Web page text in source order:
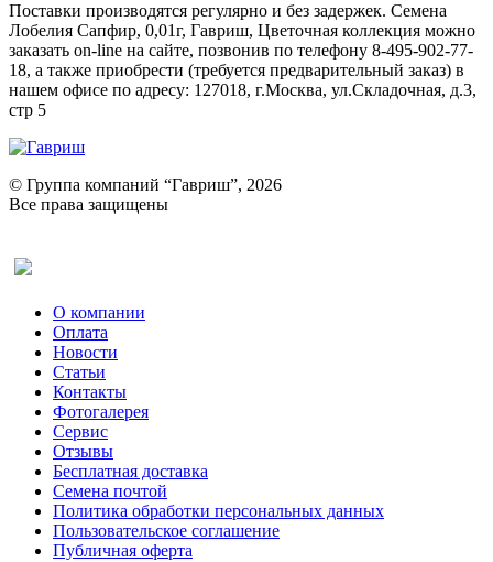
Поставки производятся регулярно и без задержек. Семена
Лобелия Сапфир, 0,01г, Гавриш, Цветочная коллекция можно
заказать on-line на сайте, позвонив по телефону 8-495-902-77-
18, а также приобрести (требуется предварительный заказ) в
нашем офисе по адресу: 127018, г.Москва, ул.Складочная, д.3,
стр 5
© Группа компаний “Гавриш”, 2026
Все права защищены
О компании
Оплата
Новости
Статьи
Контакты
Фотогалерея​
Сервис
Отзывы
Бесплатная доставка
Семена почтой
Политика обработки персональных данных
Пользовательское соглашение
Публичная оферта